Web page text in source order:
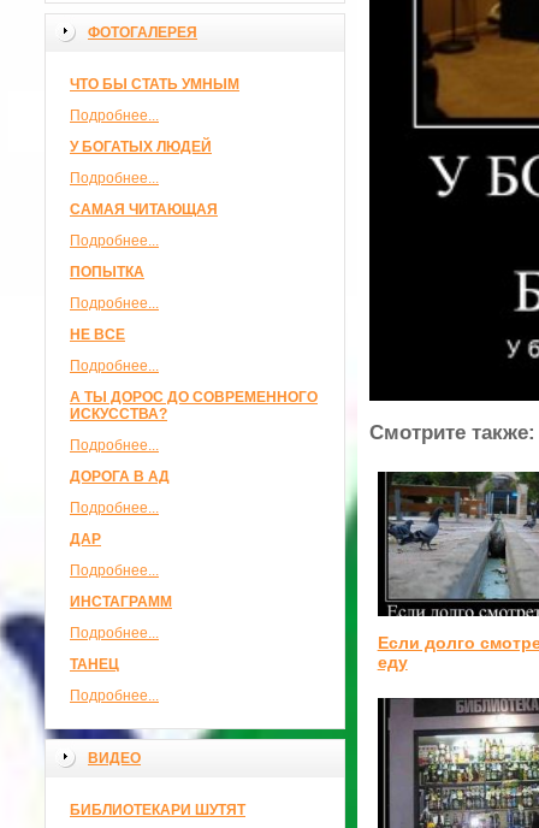
ФОТОГАЛЕРЕЯ
ЧТО БЫ СТАТЬ УМНЫМ
Подробнее...
У БОГАТЫХ ЛЮДЕЙ
Подробнее...
САМАЯ ЧИТАЮЩАЯ
Подробнее...
ПОПЫТКА
Подробнее...
НЕ ВСЕ
Подробнее...
А ТЫ ДОРОС ДО СОВРЕМЕННОГО
ИСКУССТВА?
Подробнее...
ДОРОГА В АД
Подробнее...
ДАР
Подробнее...
ИНСТАГРАММ
Подробнее...
ТАНЕЦ
Подробнее...
ВИДЕО
БИБЛИОТЕКАРИ ШУТЯТ
Смотрите также:
Если долго
еду